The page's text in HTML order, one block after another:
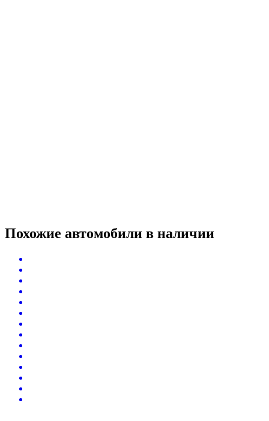
Похожие автомобили в наличии